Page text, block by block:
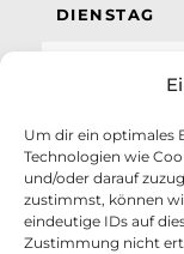
Um dir ein optimales
Technologien wie
und/oder darauf
zustimmst, können
eindeutige IDs auf
Zustimmung nicht
DIENSTAG
FREITAG